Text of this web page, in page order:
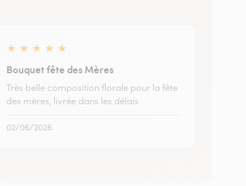
★ ★ ★ ★ ★
Bouquet fête des Mères
Très belle composition florale pour la fête
des mères, livrée dans les délais
02/06/2026